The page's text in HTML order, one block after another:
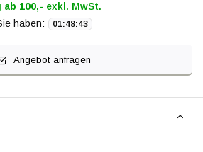
ab 100,- exkl. MwSt.
haben: 01:48:42
Angebot anfragen